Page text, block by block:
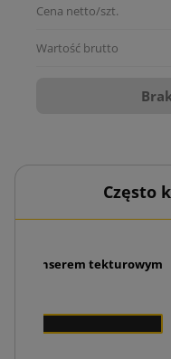
Często
dyspenserem tekturowym